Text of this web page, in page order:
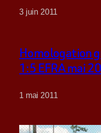
3 juin 2011
Homologation
1:5 EFRA mai
1 mai 2011